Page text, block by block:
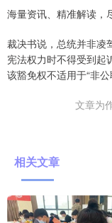
海量资讯、精准解读，
裁决书说，总统并非凌
宪法权力时不得受到起
该豁免权不适用于“非公
文章为
相关文章